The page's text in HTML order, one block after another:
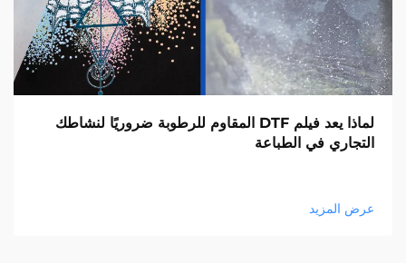
لماذا يعد فيلم DTF المقاوم للرطوبة ضروريًا لنشاطك
التجاري في الطباعة
عرض المزيد